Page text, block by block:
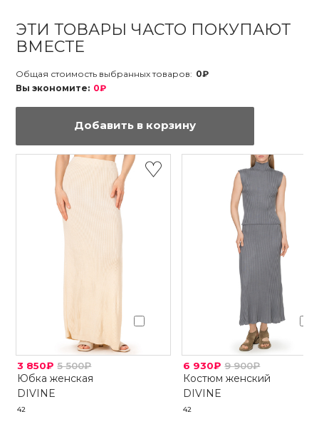
ЭТИ ТОВАРЫ ЧАСТО ПОКУПАЮТ
ВМЕСТЕ
Общая стоимость выбранных товаров: 0₽
Вы экономите: 0₽
Добавить в корзину
3 850₽ 5 500₽
Юбка женская
DIVINE
42
6 930₽ 9 900₽
Костюм женский
DIVINE
42